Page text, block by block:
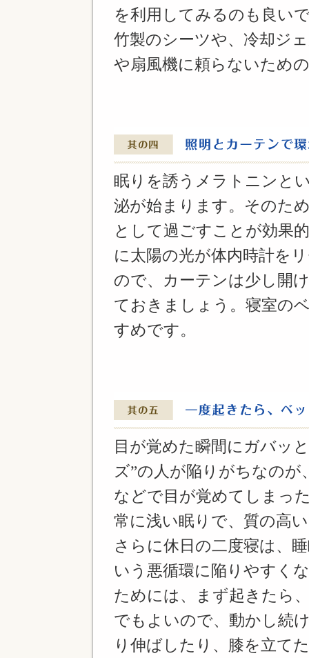
を利用してみるのも良い
竹製のシーツや、冷却ジ
や扇風機に頼らないため
眠りを誘うメラトニンと
泌が始まります。そのた
として過ごすことが効果
に太陽の光が体内時計を
ので、カーテンは少し開
ておきましょう。寝室の
すめです。
目が覚めた瞬間にガバッ
ズ”の人が陥りがちなのが
などで目が覚めてしまっ
常に浅い眠りで、質の高
さらに休日の二度寝は、
いう悪循環に陥りやすく
ためには、まず起きたら
でもよいので、動かし続
り伸ばしたり、膝を立て